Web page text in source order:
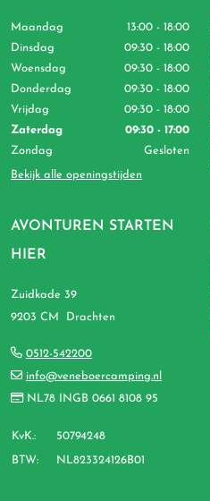
AVONTUREN STARTEN
HIER
Zuidkade 39
9203 CM Drachten
0512-542200
info@veneboercamping.nl
NL78 INGB 0661 8108 95
KvK.: 50794248
BTW: NL823324126B01
Maandag
13:00 - 18:00
Dinsdag
09:30 - 18:00
Woensdag
09:30 - 18:00
Donderdag
09:30 - 18:00
Vrijdag
09:30 - 18:00
Zaterdag
09:30 - 17:00
Zondag
Gesloten
Bekijk alle openingstijden